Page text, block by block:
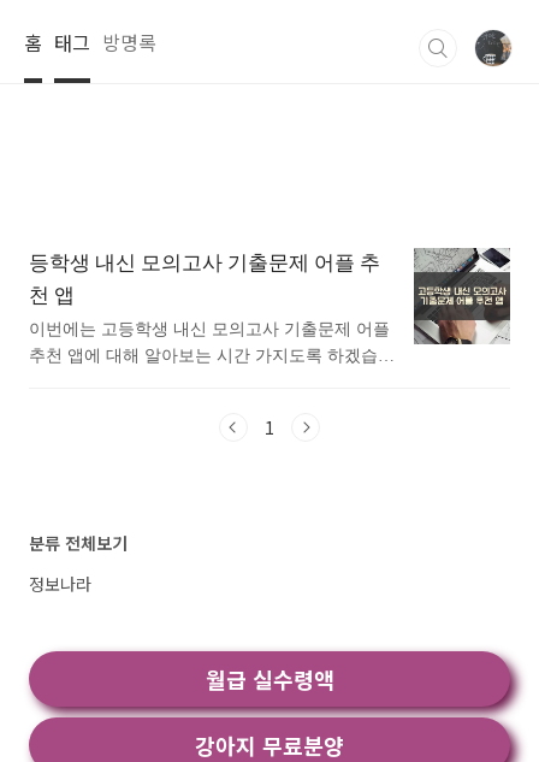
홈 태그 방명록
등학생 내신 모의고사 기출문제 어플 추
천 앱
이번에는 고등학생 내신 모의고사 기출문제 어플
추천 앱에 대해 알아보는 시간 가지도록 하겠습니
립니다. 아래는 구글플레이스토어에서 모의고사
풀다 - 내신, 모의고사, 기출, 수능 어플 소개 1)
어플은 구글플레이스토어에서 "모의고사 기출문
래는 풀다 - 내신, 모의고사, 기출, 수능 어플에 대
한 자세한 설명이니 참고하세요. ● 중학교 고등학
교 내신 완벽 대비 (전 과목..<
1
분류 전체보기
정보나라
월급 실수령액
강아지 무료분양